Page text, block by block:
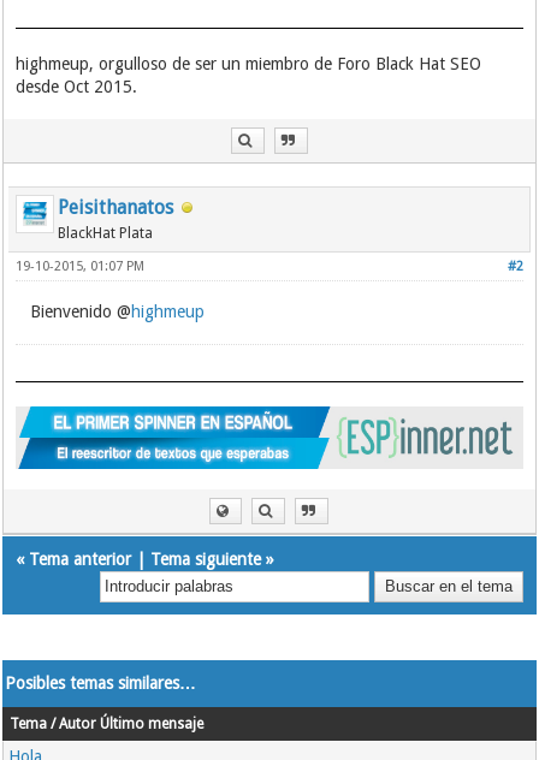
highmeup, orgulloso de ser un miembro de Foro Black Hat SEO
desde Oct 2015.
Peisithanatos
BlackHat Plata
#2
19-10-2015, 01:07 PM
Bienvenido @highmeup
« Tema anterior| Tema siguiente»
Posibles temas similares…
Tema / Autor Último mensaje